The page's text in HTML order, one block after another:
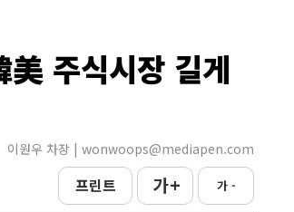
주식시장 길게
이원우 차장 | wonwoops@mediapen.com
프린트 가 + 가 -